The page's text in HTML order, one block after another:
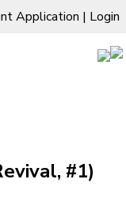
Application | Login
#1)